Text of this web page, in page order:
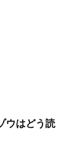
ウはどう読